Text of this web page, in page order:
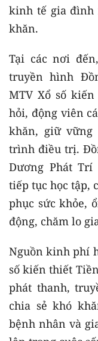
kinh tế gia đình
khăn.
Tại các nơi
truyền hình
MTV Xổ số
hỏi, động viên
khăn, giữ vững
trình điều trị.
Dương Phát
tiếp tục học tập,
phục sức khỏe,
động, chăm lo
Nguồn kinh phí
số kiến thiết
phát thanh,
chia sẻ khó
bệnh nhân và